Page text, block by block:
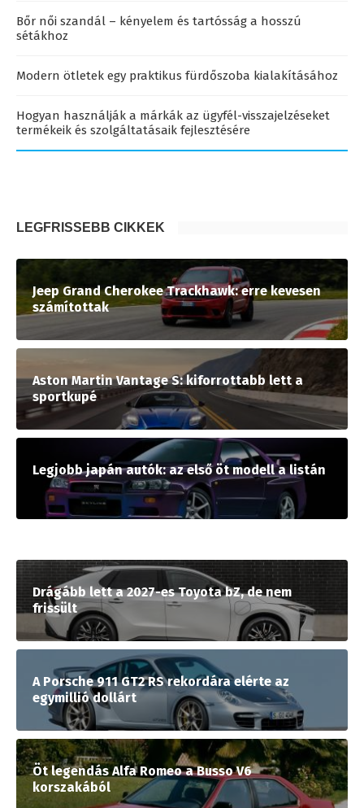
Bőr női szandál – kényelem és tartósság a hosszú
sétákhoz
Modern ötletek egy praktikus fürdőszoba kialakításához
Hogyan használják a márkák az ügyfél-visszajelzéseket
termékeik és szolgáltatásaik fejlesztésére
LEGFRISSEBB CIKKEK
Jeep Grand Cherokee Trackhawk: erre kevesen
számítottak
Aston Martin Vantage S: kiforrottabb lett a
sportkupé
Legjobb japán autók: az első öt modell a listán
Drágább lett a 2027-es Toyota bZ, de nem
frissült
A Porsche 911 GT2 RS rekordára elérte az
egymillió dollárt
Öt legendás Alfa Romeo a Busso V6
korszakából